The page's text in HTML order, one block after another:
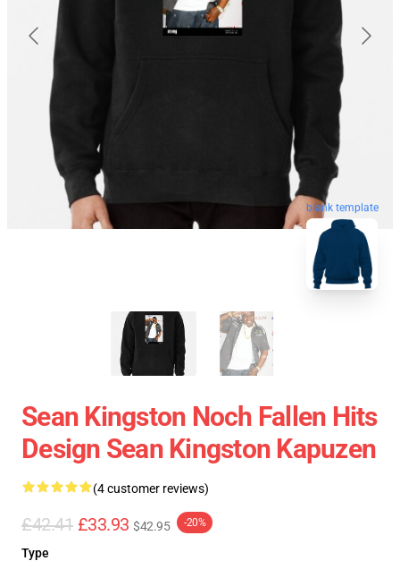
blank template
Sean Kingston Noch Fallen Hits
Design Sean Kingston Kapuzen
(4 customer reviews)
£42.41 £33.93 $42.95 -20%
Type